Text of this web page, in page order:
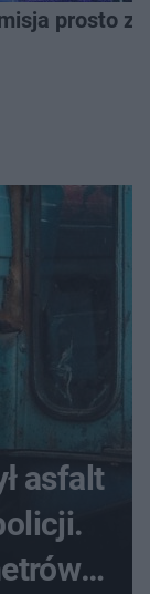
prosto
asfalt